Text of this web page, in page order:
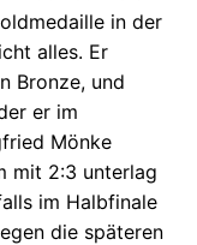
in der
alles. Er
Bronze, und
er im
Mönke
mit 2:3 unterlag
im Halbfinale
die späteren